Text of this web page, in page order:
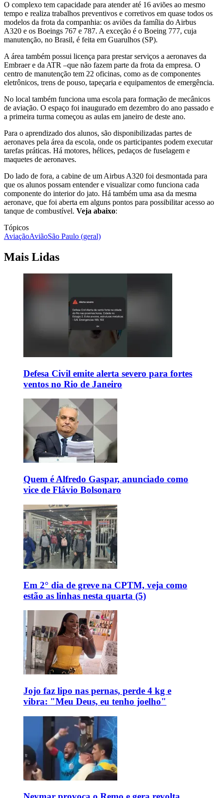
O complexo tem capacidade para atender até 16 aviões ao mesmo
tempo e realiza trabalhos preventivos e corretivos em quase todos os
modelos da frota da companhia: os aviões da família do Airbus
A320 e os Boeings 767 e 787. A exceção é o Boeing 777, cuja
manutenção, no Brasil, é feita em Guarulhos (SP).
A área também possui licença para prestar serviços a aeronaves da
Embraer e da ATR –que não fazem parte da frota da empresa. O
centro de manutenção tem 22 oficinas, como as de componentes
eletrônicos, trens de pouso, tapeçaria e equipamentos de emergência.
No local também funciona uma escola para formação de mecânicos
de aviação. O espaço foi inaugurado em dezembro do ano passado e
a primeira turma começou as aulas em janeiro de deste ano.
Para o aprendizado dos alunos, são disponibilizadas partes de
aeronaves pela área da escola, onde os participantes podem executar
tarefas práticas. Há motores, hélices, pedaços de fuselagem e
maquetes de aeronaves.
Do lado de fora, a cabine de um Airbus A320 foi desmontada para
que os alunos possam entender e visualizar como funciona cada
componente do interior do jato. Há também uma asa da mesma
aeronave, que foi aberta em alguns pontos para possibilitar acesso ao
tanque de combustível. Veja abaixo:
Tópicos
AviaçãoAviãoSão Paulo (geral)
Mais Lidas
Defesa Civil emite alerta severo para fortes
ventos no Rio de Janeiro
Quem é Alfredo Gaspar, anunciado como
vice de Flávio Bolsonaro
Em 2° dia de greve na CPTM, veja como
estão as linhas nesta quarta (5)
Jojo faz lipo nas pernas, perde 4 kg e
vibra: "Meu Deus, eu tenho joelho"